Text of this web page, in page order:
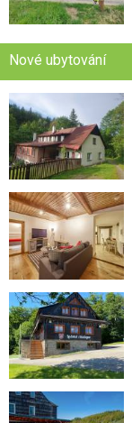
Nové ubytování